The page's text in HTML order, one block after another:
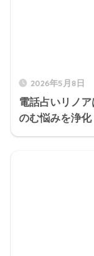
2026年5月8日
電話占いリノ
のむ悩みを浄化